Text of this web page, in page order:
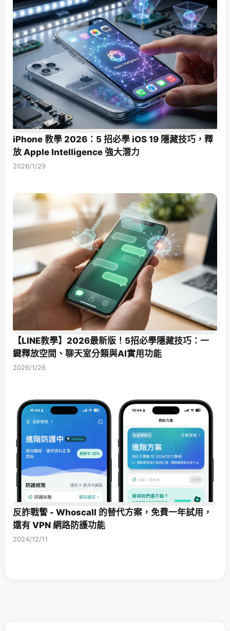
iPhone 教學 2026：5 招必學 iOS 19 隱藏技巧，釋
放 Apple Intelligence 強大潛力
2026/1/29
【LINE教學】2026最新版！5招必學隱藏技巧：一
鍵釋放空間、聊天室分類與AI實用功能
2026/1/26
反詐戰警 - Whoscall 的替代方案，免費一年試用，
還有 VPN 網路防護功能
2024/12/11